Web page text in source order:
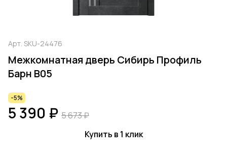
Арт. SKU-24476
Межкомнатная дверь Сибирь Профиль
Барн В05
-5%
5 390 ₽ 5 673 ₽
Купить в 1 клик